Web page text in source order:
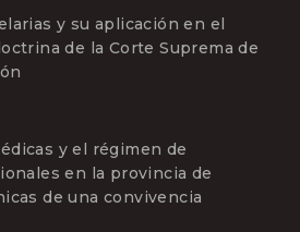
y su aplicación en el
de la Corte Suprema de
y el régimen de
en la provincia de
de una convivencia